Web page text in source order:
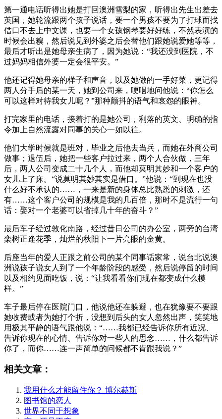
第一通电话听得出她是打回澳洲雪梨的家，听得出先生出差去
英国，她轮流跟两个孩子说话，要一个男孩不要为了打球而找
借口不去上中文课，也要一个女孩钢琴要好好练，不然表演的
时候会出糗，然后说见到外婆之后会替他们跟她说爱她等等，
最后才听出是她母亲生病了，因为她说：“我还没到医院，不
过妈妈相信外婆一定会很平安。”
他还记得她母亲的样子和声音，以及她做的一手好菜，更记得
两人分手后的某一天，她到公司来，哽咽地问他说：“你怎么
可以这样对待我女儿呢？”那种颤抖的语气和哀怨的眼神。
打完家里的电话，接着打的是她公司，利落的英文、明确的指
令加上自然流露对同事的关心一如以往。
他们大学时候就是班对，毕业之后他去当兵，而她在外商公司
做事；退伍后，她把一些客户拉过来，两个人合伙做，三年
后，两人公司变成二十几个人，而他却莫明其妙和一个客户的
女儿上了床。“说莫明其妙其实是借口。”他说：“到现在也没
什么好不承认的……，一来是新的身体总比熟悉的刺激，还
有……这个客户公司的规模是我的几百倍，那时不是流行一句
话：娶对一个老婆可以省掉几十年的奋斗？”
最后车子经过敦化南路，经过昔日公司的办公室，两旁的台湾
栾树正逢花季，灿烂的秋阳下一片亮眼的金黄。
后座当年的爱人正跟之前公司的某个同事话家常，说台北说澳
洲说孩子说女人到了一个年龄阶段的感受，然后说停留的时间
以及相约见面吃饭，说：“让我看看你们现在都变成什么模
样。”
车子最后停在医院门口，他说他还在躲避，也在犹豫要不要跟
她收费或者为她打个折，没想到后头的女人忽然出声，笑笑地
用极其平静的语气跟他说：“……我都已经告诉你所有近况、
告诉你现在的心情、告诉你对一些人的思念……，什么都告诉
你了，而你……连一声简单的问候都不肯跟我说？”
相关文章：
我用什么才能留住你？ 博尔赫斯
图书馆的恋人
世界不同于想象